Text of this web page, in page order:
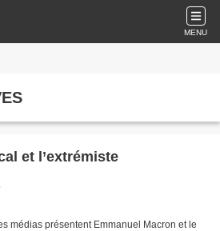
MENU
et l’extrémiste
médias présentent Emmanuel Macron et le